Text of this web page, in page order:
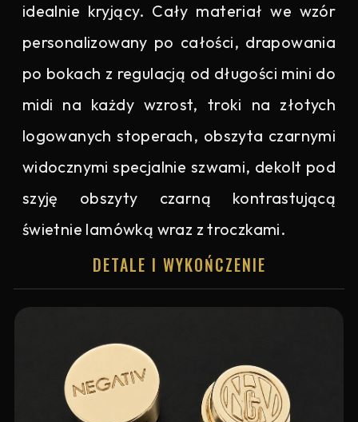
idealnie kryjący. Cały materiał we wzór
personalizowany po całości, drapowania
po bokach z regulacją od długości mini do
midi na każdy wzrost, troki na złotych
logowanych stoperach, obszyta czarnymi
widocznymi specjalnie szwami, dekolt pod
szyję obszyty czarną kontrastującą
świetnie lamówką wraz z troczkami.
DETALE I WYKOŃCZENIE